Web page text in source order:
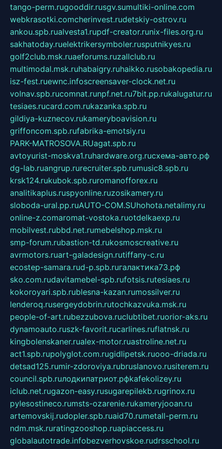
tango-perm.rugooddir.rusgv.sumultiki-online.com
webkrasotki.comcherinvest.rudetskiy-ostrov.ru
ankou.spb.rualvesta1.rupdf-creator.runix-files.org.ru
sakhatoday.ruelektrikersymboler.rusputnikyes.ru
golf2club.msk.ruaeforums.ruzallclub.ru
multimodal.msk.ruhabaigry.ruhaikko.rusobakopedia.ru
isz-fest.ruewnc.infoscreensaver-clock.net.ru
volnav.spb.rucomnat.runpf.net.ru7bit.pp.rukalugatur.ru
tesiaes.rucard.com.rukazanka.spb.ru
gildiya-kuznecov.rukameryboavision.ru
griffoncom.spb.rufabrika-emotsiy.ru
PARK-MATROSOVA.RUagat.spb.ru
avtoyurist-moskva1.ruhardware.org.ruсхема-авто.рф
dg-lab.ruangrup.rurecruiter.spb.rumusic8.spb.ru
krsk124.rukubok.spb.ruromanofforex.ru
analitikaplus.ruspyonline.ruzosikamery.ru
sloboda-ural.pp.ruAUTO-COM.SUhohota.netalimy.ru
online-z.comaromat-vostoka.ruotdelkaexp.ru
mobilvest.rubbd.net.rumebelshop.msk.ru
smp-forum.rubastion-td.rukosmoscreative.ru
avrmotors.ruart-galadesign.rutiffany-c.ru
ecostep-samara.rud-p.spb.ruгалактика73.рф
sko.com.rudavitamebel-spb.rufotsis.rutesiaes.ru
kokoroyari.spb.rublesna-kazan.rumossilver.ru
lenderoq.rusergeydobrin.rutochkazvuka.msk.ru
people-of-art.rubezzubova.ruclubtibet.ruorior-aks.ru
dynamoauto.ruszk-favorit.rucarlines.ruflatnsk.ru
kingbolenskaner.rualex-motor.ruastroline.net.ru
act1.spb.rupolyglot.com.rugidlipetsk.ruooo-driada.ru
detsad125.rumir-zdoroviya.rubruslanovo.rusiterem.ru
council.spb.ruлодкипатриот.рфkafekolizey.ru
iclub.net.rugazon-easy.rusugarepilekb.rugrinox.ru
pylesostineco.rumsts-ozarenie.rukameryjooan.ru
artemovskij.rudopler.spb.ruaid70.rumetall-perm.ru
ndm.msk.ruratingzooshop.ruapiaccess.ru
globalautotrade.infobezverhovskoe.rudrsschool.ru